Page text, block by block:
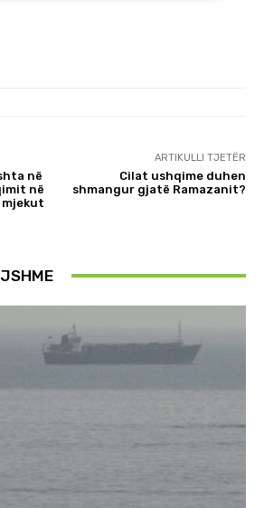
në
në
ARTIKULLI TJETËR
Cilat ushqime duhen
shmangur gjatë Ramazanit?